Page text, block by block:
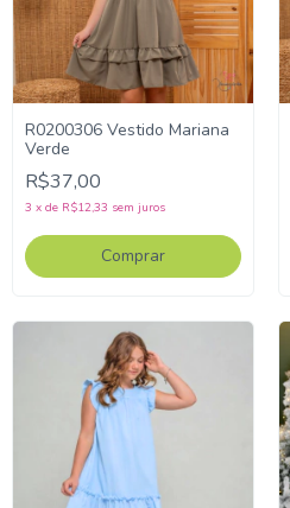
R0200306 Vestido Mariana
Verde
R$37,00
3 x de R$12,33 sem juros
Comprar